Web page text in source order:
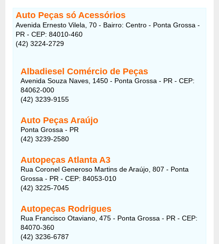
Auto Peças só Acessórios
Avenida Ernesto Vilela, 70 - Bairro: Centro - Ponta Grossa -
PR - CEP: 84010-460
(42) 3224-2729
Albadiesel Comércio de Peças
Avenida Souza Naves, 1450 - Ponta Grossa - PR - CEP:
84062-000
(42) 3239-9155
Auto Peças Araújo
Ponta Grossa - PR
(42) 3239-2580
Autopeças Atlanta A3
Rua Coronel Generoso Martins de Araújo, 807 - Ponta
Grossa - PR - CEP: 84053-010
(42) 3225-7045
Autopeças Rodrigues
Rua Francisco Otaviano, 475 - Ponta Grossa - PR - CEP:
84070-360
(42) 3236-6787